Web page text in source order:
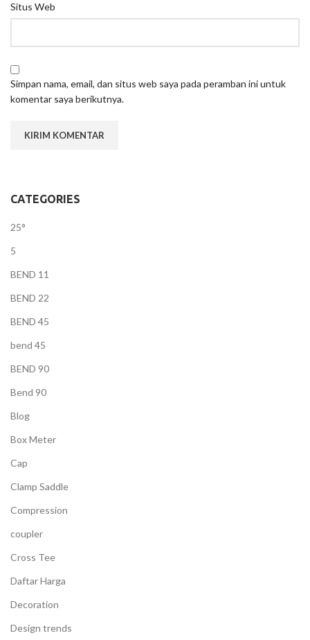
Situs Web
Simpan nama, email, dan situs web saya pada peramban ini untuk
komentar saya berikutnya.
CATEGORIES
25°
5
BEND 11
BEND 22
BEND 45
bend 45
BEND 90
Bend 90
Blog
Box Meter
Cap
Clamp Saddle
Compression
coupler
Cross Tee
Daftar Harga
Decoration
Design trends